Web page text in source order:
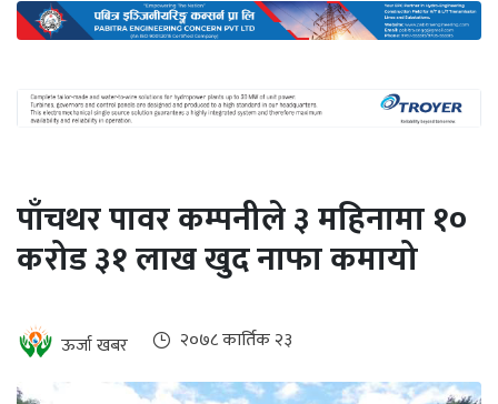
ऊर्जा
दक्षता
खबर
हरित
इभी
पाँचथर पावर कम्पनीले ३ महिनामा १०
करोड ३१ लाख खुद नाफा कमायो
ऊर्जा खबर २०७८ कार्तिक २३